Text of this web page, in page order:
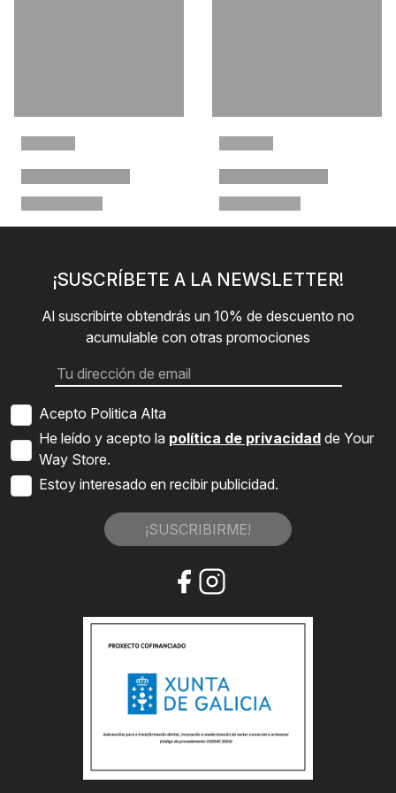
¡SUSCRÍBETE A LA NEWSLETTER!
Al suscribirte obtendrás un 10% de descuento no
acumulable con otras promociones
Acepto Politica Alta
He leído y acepto la política de privacidad de Your
Way Store.
Estoy interesado en recibir publicidad.
¡SUSCRIBIRME!